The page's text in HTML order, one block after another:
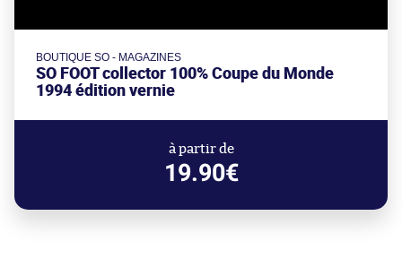
BOUTIQUE SO - MAGAZINES
SO FOOT collector 100% Coupe du Monde
1994 édition vernie
à partir de
19.90€